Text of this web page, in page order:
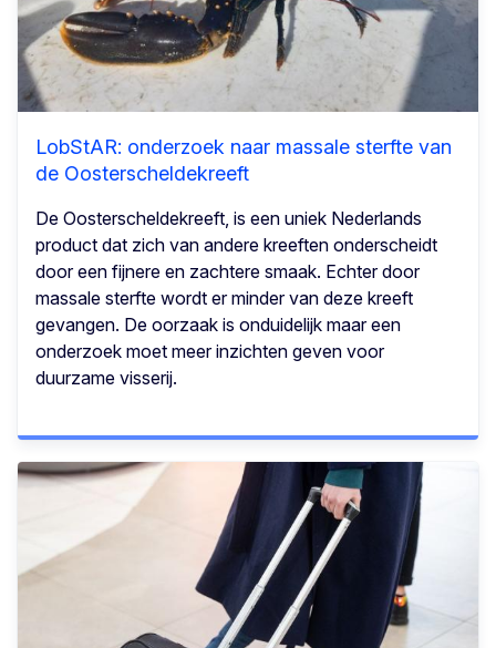
LobStAR: onderzoek naar massale sterfte van
de Oosterscheldekreeft
De Oosterscheldekreeft, is een uniek Nederlands
product dat zich van andere kreeften onderscheidt
door een fijnere en zachtere smaak. Echter door
massale sterfte wordt er minder van deze kreeft
gevangen. De oorzaak is onduidelijk maar een
onderzoek moet meer inzichten geven voor
duurzame visserij.